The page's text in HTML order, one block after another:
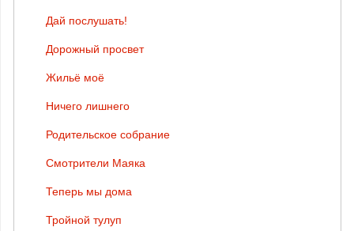
Дай послушать!
Дорожный просвет
Жильё моё
Ничего лишнего
Родительское собрание
Смотрители Маяка
Теперь мы дома
Тройной тулуп